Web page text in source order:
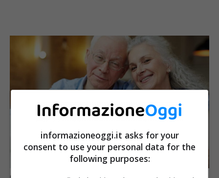
informazioneoggi.it asks for your
consent to use your personal data for the
following purposes: